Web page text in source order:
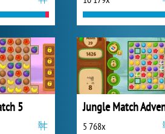
5
5 768x